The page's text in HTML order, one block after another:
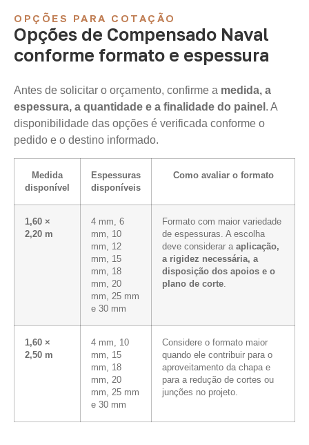
OPÇÕES PARA COTAÇÃO
Opções de Compensado Naval
conforme formato e espessura
Antes de solicitar o orçamento, confirme a medida, a
espessura, a quantidade e a finalidade do painel . A
disponibilidade das opções é verificada conforme o
pedido e o destino informado.
Medida
disponível
Espessuras
disponíveis
Como avaliar o formato
1,60 ×
2,20 m
4 mm, 6
mm, 10
mm, 12
mm, 15
mm, 18
mm, 20
mm, 25 mm
e 30 mm
Formato com maior variedade
de espessuras. A escolha
deve considerar a aplicação,
a rigidez necessária, a
disposição dos apoios e o
plano de corte.
1,60 ×
2,50 m
4 mm, 10
mm, 15
mm, 18
mm, 20
mm, 25 mm
e 30 mm
Considere o formato maior
quando ele contribuir para o
aproveitamento da chapa e
para a redução de cortes ou
junções no projeto.